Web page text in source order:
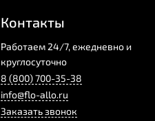
Контакты
Работаем 24/7, ежедневно и
круглосуточно
8 (800) 700-35-38
info@flo-allo.ru
Заказать звонок